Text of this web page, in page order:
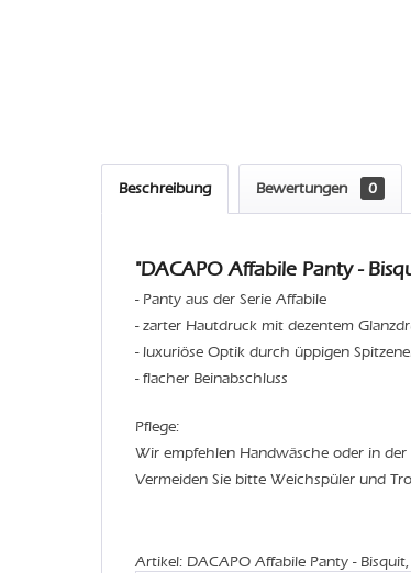
Beschreibung Bewertungen 0
"DACAPO Affabile Panty -
- Panty aus der Serie Affabile
- zarter Hautdruck mit dezentem
- luxuriöse Optik durch üppigen
- flacher Beinabschluss
Pflege:
Wir empfehlen Handwäsche oder in
Vermeiden Sie bitte Weichspüler und
Artikel: DACAPO Affabile Panty -